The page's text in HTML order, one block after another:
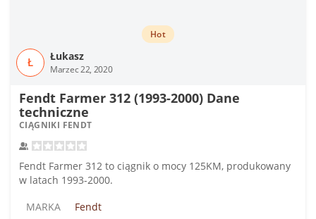
Ł Łukasz
Marzec 22, 2020
Hot
Fendt Farmer 312 (1993-2000) Dane
techniczne
CIĄGNIKI FENDT
Fendt Farmer 312 to ciągnik o mocy 125KM, produkowany
w latach 1993-2000.
MARKA
Fendt